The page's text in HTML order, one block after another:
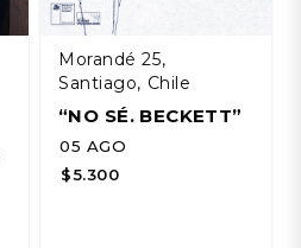
Morandé 25,
Santiago, Chile
“NO SÉ. BECKETT”
05 AGO
$5.300